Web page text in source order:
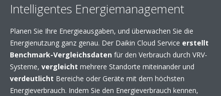
Intelligentes Energiemanagement
Planen Sie Ihre Energieausgaben, und überwachen Sie die
Energienutzung ganz genau. Der Daikin Cloud Service erstellt
Benchmark-Vergleichsdaten für den Verbrauch durch VRV-
Systeme, vergleicht mehrere Standorte miteinander und
verdeutlicht Bereiche oder Geräte mit dem höchsten
Energieverbrauch. Indem Sie den Energieverbrauch kennen,